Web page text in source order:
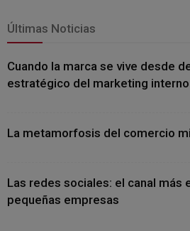
Últimas Noticias
Cuando la marca se vive desde
estratégico del marketing interno
La metamorfosis del comercio
Las redes sociales: el canal más
pequeñas empresas